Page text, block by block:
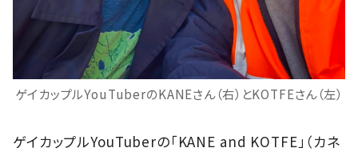
ゲイカップルYouTuberのKANEさん（右）とKOTFEさん（左）
ゲイカップルYouTuberの「KANE and KOTFE」（カネ